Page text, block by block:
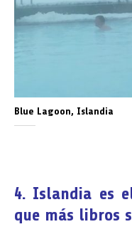
Blue Lagoon, Islandia
4. Islandia es
que más libros